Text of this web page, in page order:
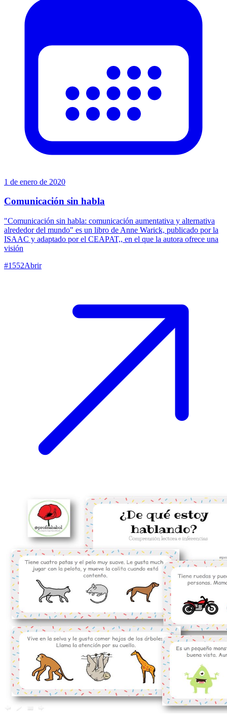
1 de enero de 2020
Comunicación sin habla
"Comunicación sin habla: comunicación aumentativa y alternativa
alrededor del mundo" es un libro de Anne Warick, publicado por la
ISAAC y adaptado por el CEAPAT,, en el que la autora ofrece una
visión
#1552Abrir